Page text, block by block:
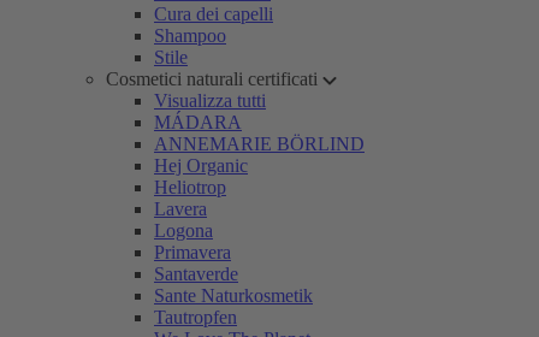
Cura dei capelli
Shampoo
Stile
Cosmetici naturali certificati
Visualizza tutti
MÁDARA
ANNEMARIE BÖRLIND
Hej Organic
Heliotrop
Lavera
Logona
Primavera
Santaverde
Sante Naturkosmetik
Tautropfen